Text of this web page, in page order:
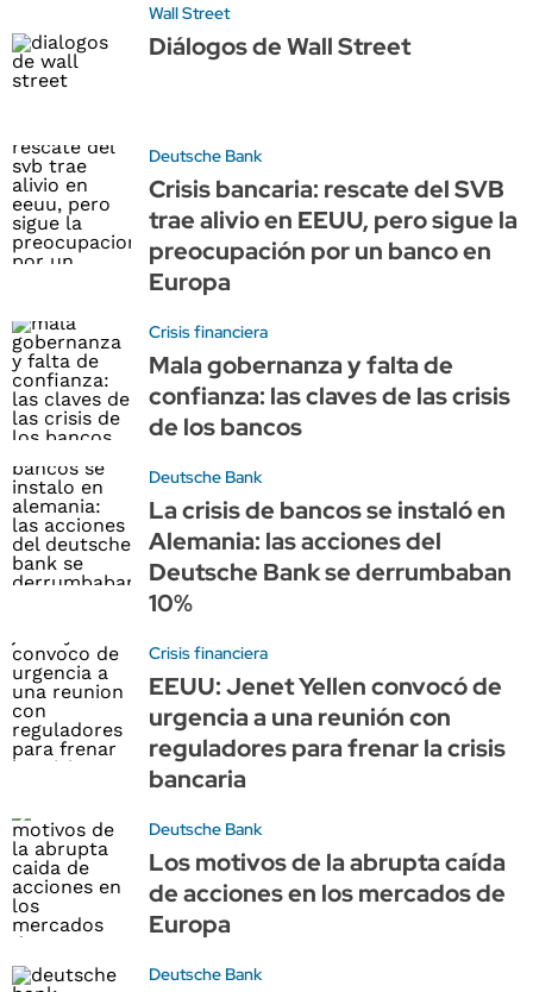
Wall Street
Diálogos de Wall Street
Deutsche Bank
Crisis bancaria: rescate del SVB
trae alivio en EEUU, pero sigue la
preocupación por un banco en
Europa
Crisis financiera
Mala gobernanza y falta de
confianza: las claves de las crisis
de los bancos
Deutsche Bank
La crisis de bancos se instaló en
Alemania: las acciones del
Deutsche Bank se derrumbaban
10%
Crisis financiera
EEUU: Jenet Yellen convocó de
urgencia a una reunión con
reguladores para frenar la crisis
bancaria
Deutsche Bank
Los motivos de la abrupta caída
de acciones en los mercados de
Europa
Deutsche Bank